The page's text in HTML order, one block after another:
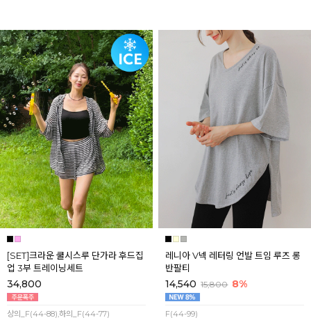
[SET]크라운 쿨시스루 단가라 후드집
업 3부 트레이닝세트
34,800
상의_F(44-88),하의_F(44-77)
레니아 V넥 레터링 언발 트임 루즈 롱
반팔티
14,540 15,800 8%
F(44-99)